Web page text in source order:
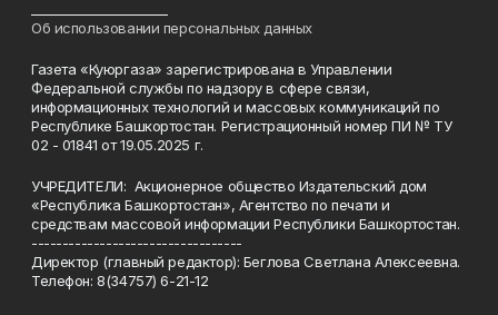
Об использовании персональных данных
Газета «Куюргаза» зарегистрирована в Управлении
Федеральной службы по надзору в сфере связи,
информационных технологий и массовых коммуникаций по
Республике Башкортостан. Регистрационный номер ПИ № ТУ
02 - 01841 от 19.05.2025 г.
УЧРЕДИТЕЛИ: Акционерное общество Издательский дом
«Республика Башкортостан», Агентство по печати и
средствам массовой информации Республики Башкортостан.
----------------------------------
Директор (главный редактор): Беглова Светлана Алексеевна.
Телефон: 8(34757) 6-21-12